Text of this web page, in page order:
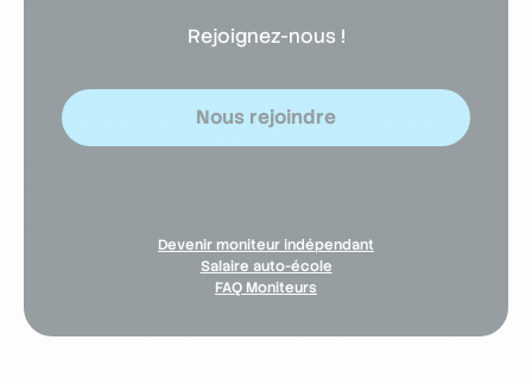
Rejoignez-nous !
Devenir moniteur indépendant
Salaire auto-école
FAQ Moniteurs
Nous rejoindre